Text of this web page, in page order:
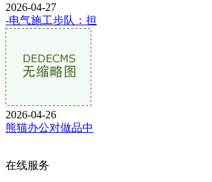
2026-04-27
-电气施工步队：担
2026-04-26
熊猫办公对做品中
在线服务